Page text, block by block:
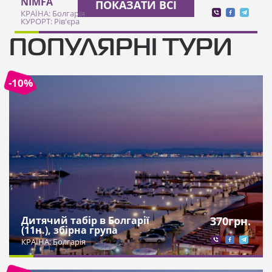
КРАЇНА: Болгарія
КУРОРТ: Рів'єра
ПОКАЗАТИ ВСІ
ПОПУЛЯРНІ ТУРИ
Дитячий табір в Болгарії
(11н.), збірна група
КРАЇНА: Болгарія
грн.
370
-10%